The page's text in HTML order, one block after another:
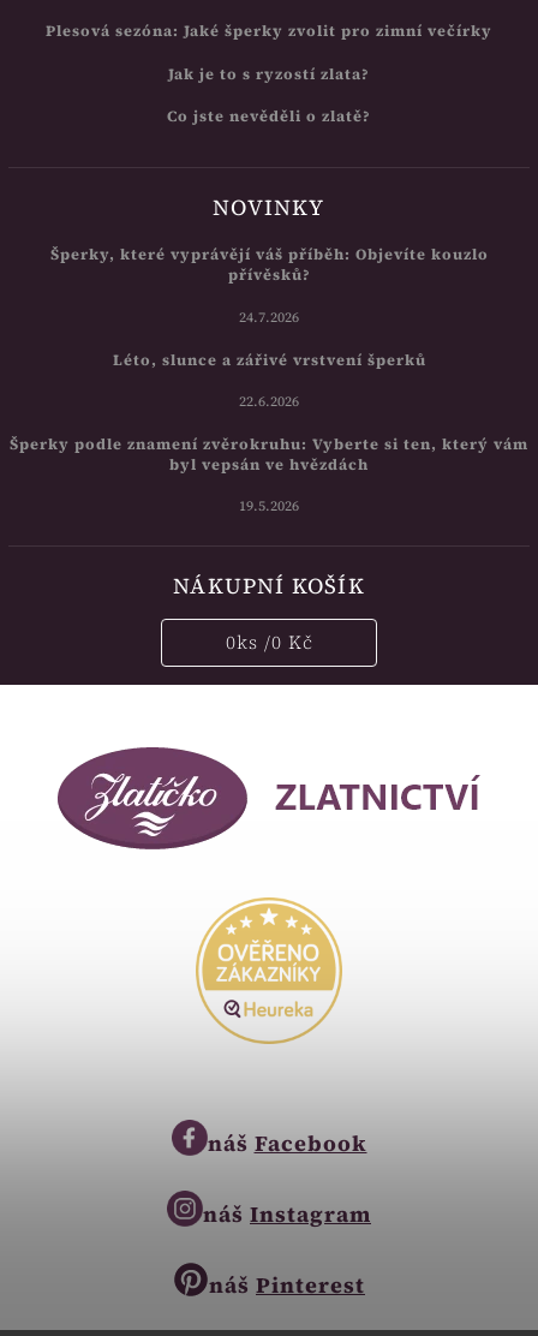
Plesová sezóna: Jaké šperky zvolit pro zimní večírky
Jak je to s ryzostí zlata?
Co jste nevěděli o zlatě?
NOVINKY
Šperky, které vyprávějí váš příběh: Objevíte kouzlo
přívěsků?
24.7.2026
Léto, slunce a zářivé vrstvení šperků
22.6.2026
Šperky podle znamení zvěrokruhu: Vyberte si ten, který vám
byl vepsán ve hvězdách
19.5.2026
NÁKUPNÍ KOŠÍK
0ks /0 Kč
náš Facebook
náš Instagram
náš Pinterest